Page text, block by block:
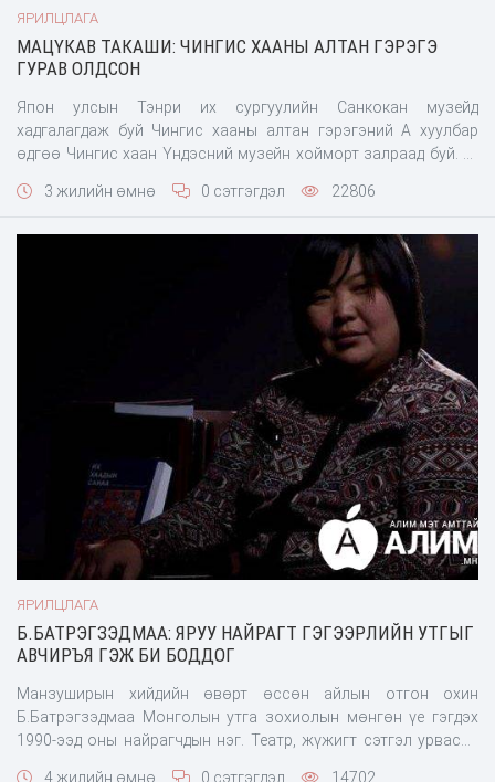
ЯРИЛЦЛАГА
МАЦҮКАВ ТАКАШИ: ЧИНГИС ХААНЫ АЛТАН ГЭРЭГЭ
ГУРАВ ОЛДСОН
Япон улсын Тэнри их сургуулийн Санкокан музейд
хадгалагдаж буй Чингис хааны алтан гэрэгэний А хуулбар
өдгөө Чингис хаан Үндэсний музейн хойморт залраад буй. Уг
гэрэгэ мөн эсэх нь судлаачдын төдийгүй жирийн уншигчдын
3 жилийн өмнө 0 сэтгэгдэл 22806
ЯРИЛЦЛАГА
Б.БАТРЭГЗЭДМАА: ЯРУУ НАЙРАГТ ГЭГЭЭРЛИЙН УТГЫГ
АВЧИРЪЯ ГЭЖ БИ БОДДОГ
Манзуширын хийдийн өвөрт өссөн айлын отгон охин
Б.Батрэгзэдмаа Монголын утга зохиолын мөнгөн үе гэгдэх
1990-ээд оны найрагчдын нэг. Театр, жүжигт сэтгэл урвасан
4 жилийн өмнө 0 сэтгэгдэл 14702